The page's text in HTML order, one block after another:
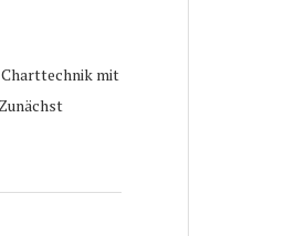
Charttechnik mit